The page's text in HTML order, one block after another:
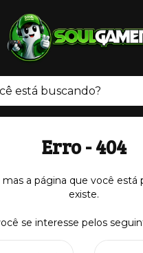
Erro - 404
mas a página que você está
existe.
se interesse pelos